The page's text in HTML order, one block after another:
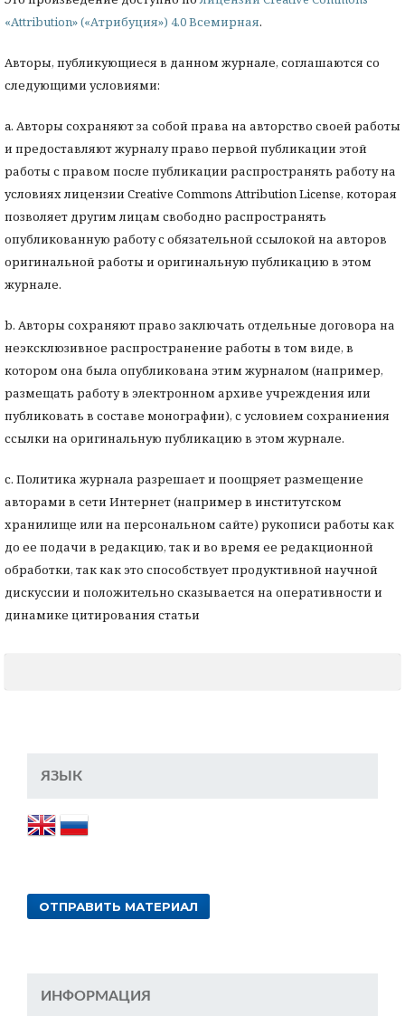
«Attribution» («Атрибуция») 4.0 Всемирная.
Авторы, публикующиеся в данном журнале, соглашаются со
следующими условиями:
a. Авторы сохраняют за собой права на авторство своей работы
и предоставляют журналу право первой публикации этой
работы с правом после публикации распространять работу на
условиях лицензии Creative Commons Attribution License, которая
позволяет другим лицам свободно распространять
опубликованную работу с обязательной ссылокой на авторов
оригинальной работы и оригинальную публикацию в этом
журнале.
b. Авторы сохраняют право заключать отдельные договора на
неэксклюзивное распространение работы в том виде, в
котором она была опубликована этим журналом (например,
размещать работу в электронном архиве учреждения или
публиковать в составе монографии), с условием сохраниения
ссылки на оригинальную публикацию в этом журнале.
с. Политика журнала разрешает и поощряет размещение
авторами в сети Интернет (например в институтском
хранилище или на персональном сайте) рукописи работы как
до ее подачи в редакцию, так и во время ее редакционной
обработки, так как это способствует продуктивной научной
дискуссии и положительно сказывается на оперативности и
динамике цитирования статьи
ЯЗЫК
ОТПРАВИТЬ МАТЕРИАЛ
ИНФОРМАЦИЯ